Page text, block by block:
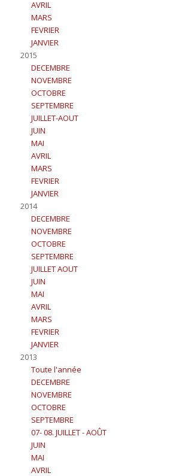
AVRIL
MARS
FEVRIER
JANVIER
2015
DECEMBRE
NOVEMBRE
OCTOBRE
SEPTEMBRE
JUILLET-AOUT
JUIN
MAI
AVRIL
MARS
FEVRIER
JANVIER
2014
DECEMBRE
NOVEMBRE
OCTOBRE
SEPTEMBRE
JUILLET AOUT
JUIN
MAI
AVRIL
MARS
FEVRIER
JANVIER
2013
Toute l'année
DECEMBRE
NOVEMBRE
OCTOBRE
SEPTEMBRE
07- 08. JUILLET - AOÛT
JUIN
MAI
AVRIL